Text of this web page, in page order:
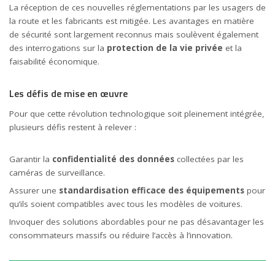
La réception de ces nouvelles réglementations par les usagers de
la route et les fabricants est mitigée. Les avantages en matière
de sécurité sont largement reconnus mais soulèvent également
des interrogations sur la protection de la vie privée et la
faisabilité économique.
Les défis de mise en œuvre
Pour que cette révolution technologique soit pleinement intégrée,
plusieurs défis restent à relever :
Garantir la confidentialité des données collectées par les
caméras de surveillance.
Assurer une standardisation efficace des équipements pour
qu’ils soient compatibles avec tous les modèles de voitures.
Invoquer des solutions abordables pour ne pas désavantager les
consommateurs massifs ou réduire l’accès à l’innovation.